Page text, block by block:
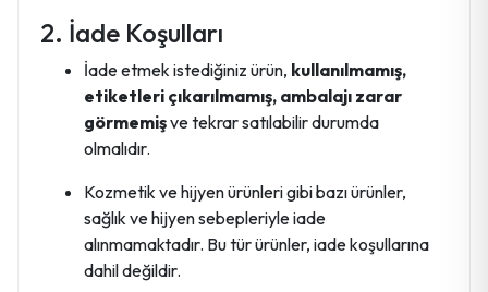
2. İade Koşulları
İade etmek istediğiniz ürün, kullanılmamış,
etiketleri çıkarılmamış, ambalajı zarar
görmemişve tekrar satılabilir durumda
olmalıdır.
Kozmetik ve hijyen ürünleri gibi bazı ürünler,
sağlık ve hijyen sebepleriyle iade
alınmamaktadır. Bu tür ürünler, iade koşullarına
dahil değildir.